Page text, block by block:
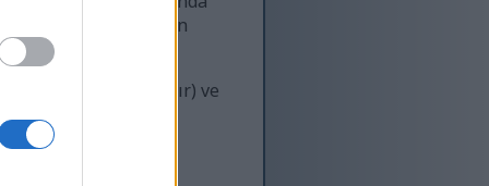
hangi sayfaların en
tarafından sağlanır) ve
web sitesine ilk